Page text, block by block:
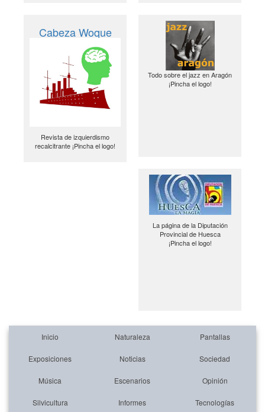
Cabeza Woque
Revista de izquierdismo
recalcitrante ¡Pincha el logo!
Todo sobre el jazz en Aragón
¡Pincha el logo!
La página de la Diputación
Provincial de Huesca
¡Pincha el logo!
Inicio Naturaleza Pantallas
Exposiciones Noticias Sociedad
Música Escenarios Opinión
Silvicultura Informes Tecnologías